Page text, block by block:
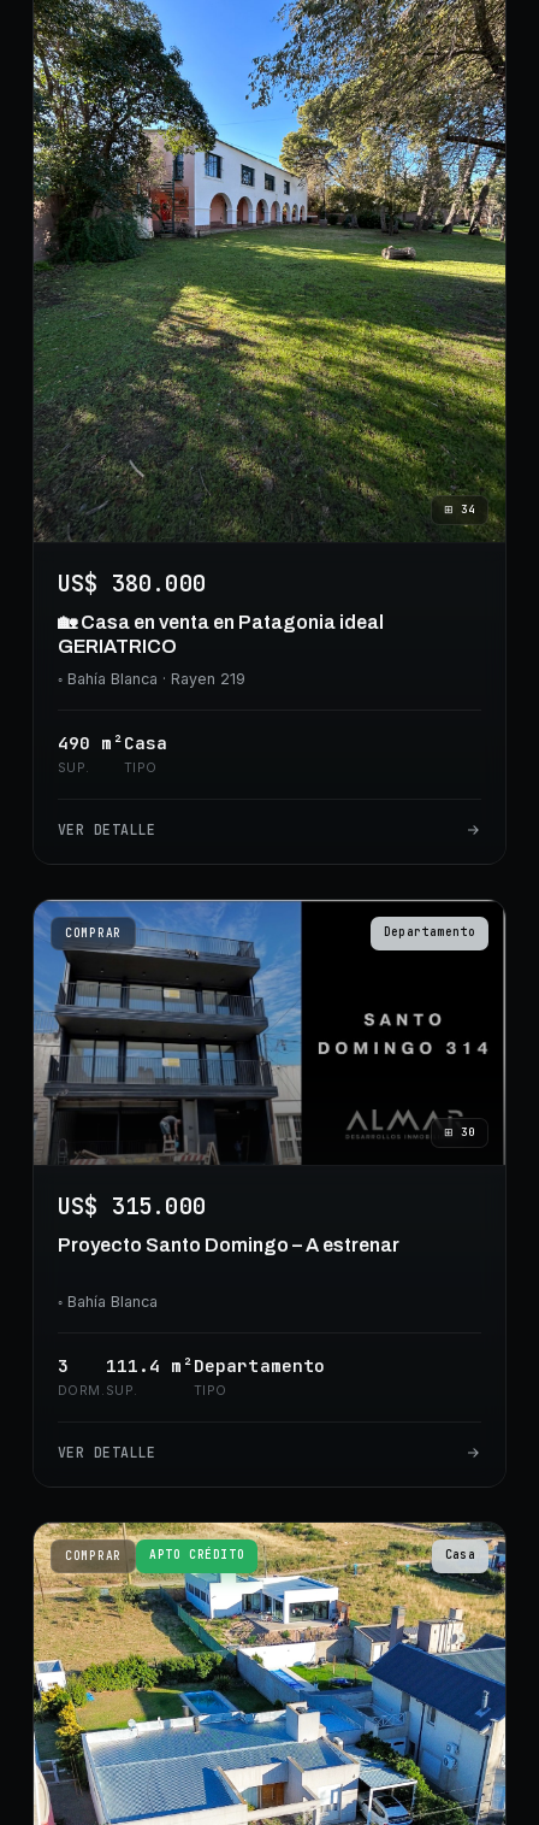
⊞34
US$ 380.000
🏡 Casa en venta en Patagonia ideal
GERIATRICO
◦ Bahía Blanca · Rayen 219
490 m²
SUP.
Casa
TIPO
VER DETALLE
COMPRAR Departamento
⊞30
US$ 315.000
Proyecto Santo Domingo – A estrenar
◦ Bahía Blanca
3
DORM.
111.4 m²
SUP.
Departamento
TIPO
VER DETALLE
COMPRAR APTO CRÉDITO Casa